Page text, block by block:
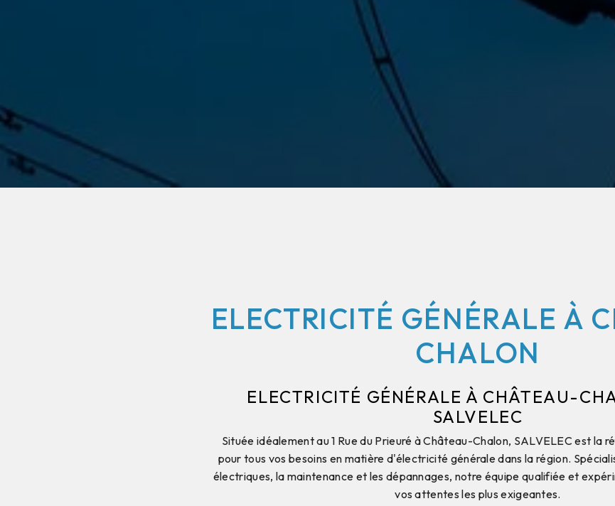
ELECTRICITÉ GÉNÉRALE À
CHALON
ELECTRICITÉ GÉNÉRALE À CHÂTEAU-
SALVELEC
Située idéalement au 1 Rue du Prieuré à Château-Chalon, SALVELEC est la
pour tous vos besoins en matière d'électricité générale dans la région.
électriques, la maintenance et les dépannages, notre équipe qualifiée et
vos attentes les plus exigeantes.